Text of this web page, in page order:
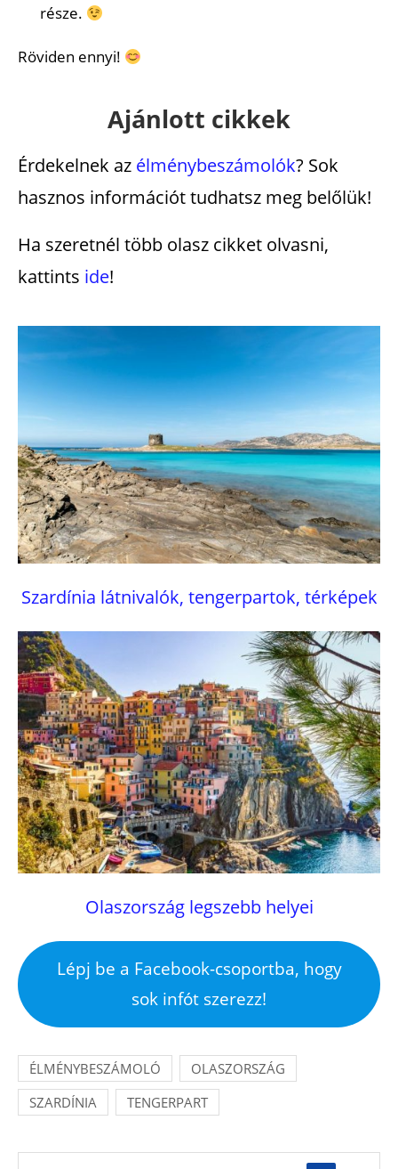
része.
Röviden ennyi!
Ajánlott cikkek
Érdekelnek az élménybeszámolók? Sok
hasznos információt tudhatsz meg belőlük!
Ha szeretnél több olasz cikket olvasni,
kattints ide!
Szardínia látnivalók, tengerpartok, térképek
Olaszország legszebb helyei
Lépj be a Facebook-csoportba, hogy
sok infót szerezz!
ÉLMÉNYBESZÁMOLÓ
OLASZORSZÁG
SZARDÍNIA
TENGERPART